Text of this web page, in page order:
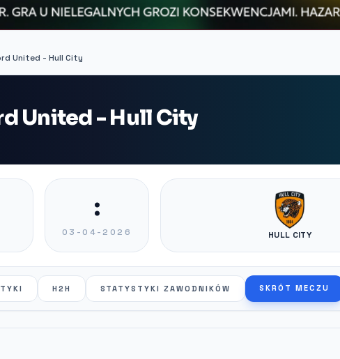
United - Hull City
United - Hull City
:
03-04-2026 HULL CITY
H2H STATYSTYKI ZAWODNIKÓW SKRÓT MECZU